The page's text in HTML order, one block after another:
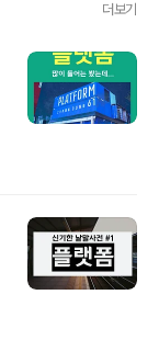
더보기